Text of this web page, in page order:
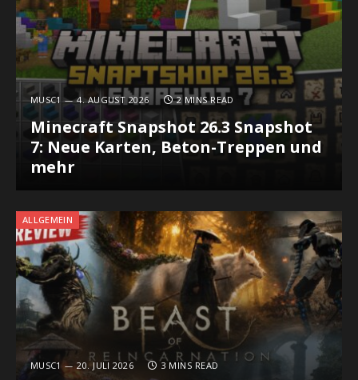
MUSC1 4. AUGUST 2026 2 MINS READ
Minecraft Snapshot 26.3 Snapshot
7: Neue Karten, Beton-Treppen und
mehr
ALLGEMEIN
MUSC1 20. JULI 2026 3 MINS READ